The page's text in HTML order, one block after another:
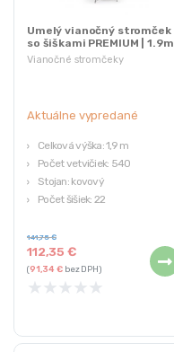
Vianočné stromčeky
Umelý vianočný stromček
so šiškami PREMIUM | 1.9m
Aktuálne vypredané
Celková výška: 1,9 m
Počet vetvičiek: 540
Stojan: kovový
Počet šišiek: 22
112,35€
141,75€
(91,34€bez DPH)
★ ★ ★ ★ ★